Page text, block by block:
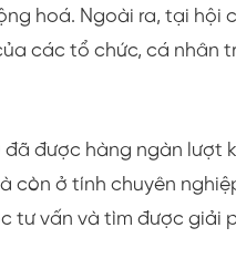
hoá. Ngoài ra, tại hội
các tổ chức, cá nhân
đã được hàng ngàn lượt
còn ở tính chuyên
tư vấn và tìm được giải